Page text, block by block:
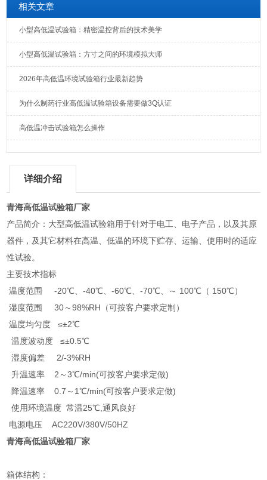
相关文章
小型高低温试验箱：精密温控背后的技术美学
小型高低温试验箱：方寸之间的环境模拟大师
2026年高低温环境试验箱行业最新趋势
为什么制药行业高低温试验箱设备需要做3Q认证
高低温冲击试验箱怎么操作
详细介绍
青海高低温试验箱厂家
产品简介：大型高低温试验箱用于针对于电工、电子产品，以及其原
器件，及其它材料在高温、低温的环境下贮存、运输、使用时的适应
性试验。
主要技术指标
温度范围 -20℃、-40℃、-60℃、-70℃、～ 100℃（ 150℃）
湿度范围 30～98%RH（可按客户要求定制）
温度均匀度 ≤±2℃
温度波动度 ≤±0.5℃
湿度偏差 2/-3%RH
升温速率 2～3℃/min(可按客户要求定做)
降温速率 0.7～1℃/min(可按客户要求定做)
使用环境温度 常温25℃,通风良好
电源电压 AC220V/380V/50HZ
青海高低温试验箱厂家
箱体结构：